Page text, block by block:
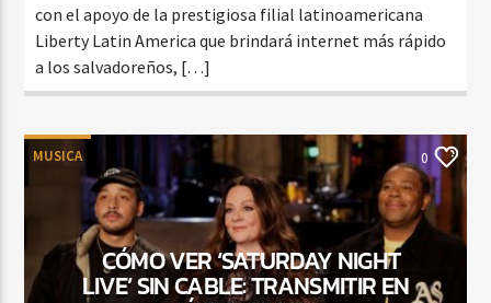
con el apoyo de la prestigiosa filial latinoamericana
Liberty Latin America que brindará internet más rápido
a los salvadoreños, […]
MUSICA 0
CÓMO VER ‘SATURDAY NIGHT
LIVE’ SIN CABLE: TRANSMITIR EN